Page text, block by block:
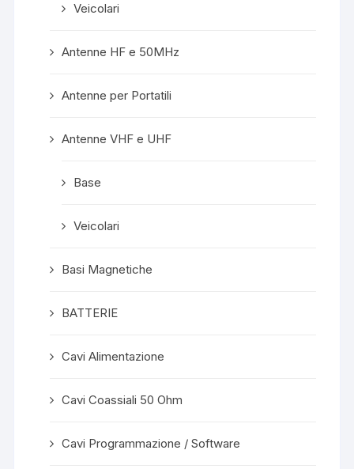
Veicolari
Antenne HF e 50MHz
Antenne per Portatili
Antenne VHF e UHF
Base
Veicolari
Basi Magnetiche
BATTERIE
Cavi Alimentazione
Cavi Coassiali 50 Ohm
Cavi Programmazione / Software